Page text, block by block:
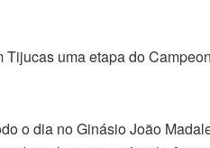
uma etapa do
o dia no Ginásio João